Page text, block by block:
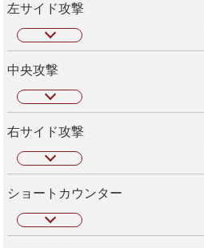
左サイド攻撃
中央攻撃
右サイド攻撃
ショートカウンター